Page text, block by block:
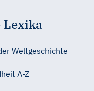
Lexika
Weltgeschichte
A-Z